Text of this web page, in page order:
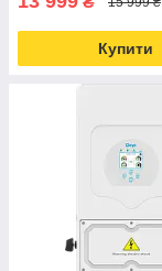
Купити